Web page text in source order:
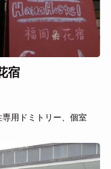
宿
用ドミトリー、個室